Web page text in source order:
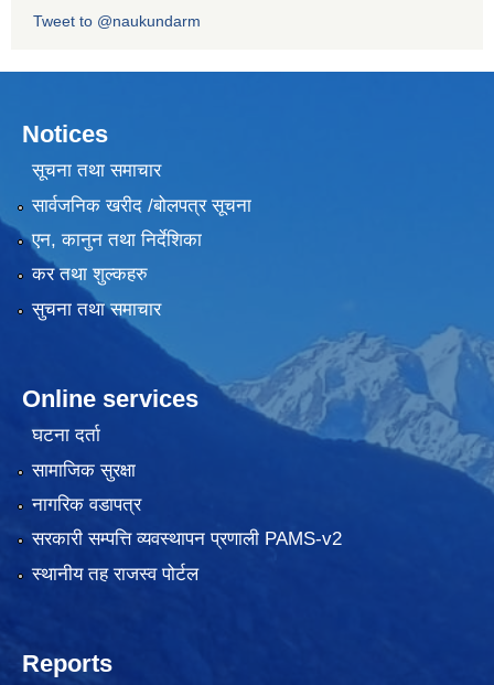
Tweet to @naukundarm
Notices
सूचना तथा समाचार
सार्वजनिक खरीद /बोलपत्र सूचना
एन, कानुन तथा निर्देशिका
कर तथा शुल्कहरु
सुचना तथा समाचार
Online services
घटना दर्ता
सामाजिक सुरक्षा
नागरिक वडापत्र
सरकारी सम्पत्ति व्यवस्थापन प्रणाली PAMS-v2
स्थानीय तह राजस्व पोर्टल
Reports